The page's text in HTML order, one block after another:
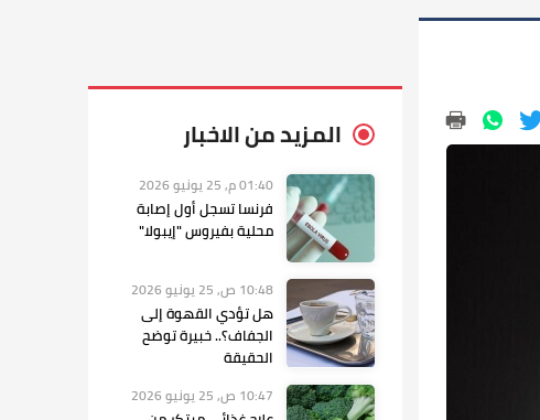
المزيد من الاخبار
01:40 م, 25 يونيو 2026
فرنسا تسجل أول إصابة
محلية بفيروس "إيبولا"
10:48 ص, 25 يونيو 2026
هل تؤدي القهوة إلى
الجفاف؟.. خبيرة توضح
الحقيقة
10:47 ص, 25 يونيو 2026